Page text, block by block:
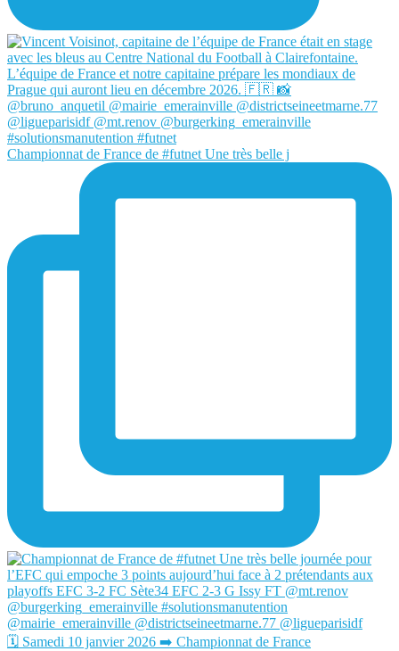
Championnat de France de #futnet Une très belle j
🗓️ Samedi 10 janvier 2026 ➡️ Championnat de France